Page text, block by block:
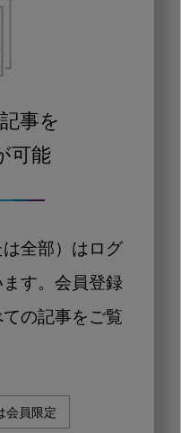
事を
可能
全部）はログ
す。会員登録
の記事をご覧
会員限定